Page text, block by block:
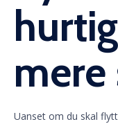
mere
Uanset om du skal